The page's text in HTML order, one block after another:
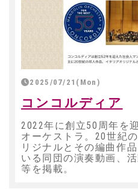
2025/07/21(Mon)
コンコルディア
2022年に創立50周年を
オーケストラ。20世紀
リジナルとその編曲作
いる同団の演奏動画、
等を掲載。